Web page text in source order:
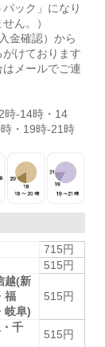
ック」になり
ん。）
金確認）から
けております
メールでご連
時-14時・14
・19時-21時
715円
515円
越(新
福
岐阜)
515円
千
515円